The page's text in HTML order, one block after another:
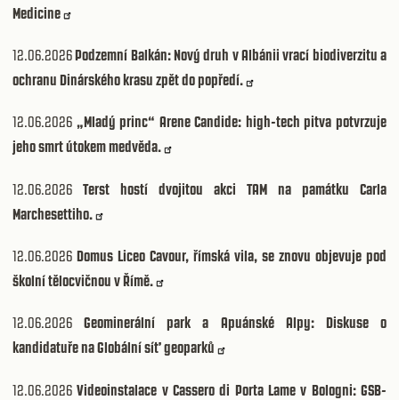
Medicine
12.06.2026Podzemní Balkán: Nový druh v Albánii vrací biodiverzitu a
ochranu Dinárského krasu zpět do popředí.
12.06.2026 „Mladý princ“ Arene Candide: high-tech pitva potvrzuje
jeho smrt útokem medvěda.
12.06.2026 Terst hostí dvojitou akci TAM na památku Carla
Marchesettiho.
12.06.2026 Domus Liceo Cavour, římská vila, se znovu objevuje pod
školní tělocvičnou v Římě.
12.06.2026Geominerální park a Apuánské Alpy: Diskuse o
kandidatuře na Globální síť geoparků
12.06.2026Videoinstalace v Cassero di Porta Lame v Bologni: GSB-